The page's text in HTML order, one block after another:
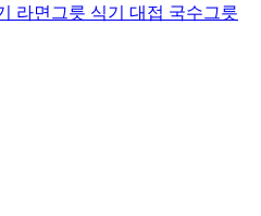
라면그릇 식기 대접 국수그릇